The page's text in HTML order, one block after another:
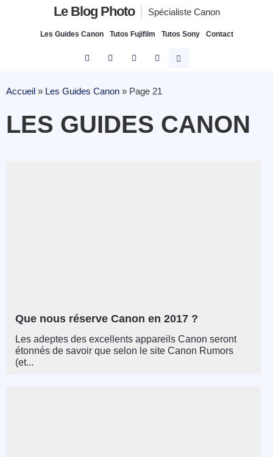
Le Blog Photo Spécialiste Canon
Les Guides Canon Tutos Fujifilm Tutos Sony Contact
Accueil » Les Guides Canon » Page 21
LES GUIDES CANON
Que nous réserve Canon en 2017 ?
Les adeptes des excellents appareils Canon seront
étonnés de savoir que selon le site Canon Rumors
(et...